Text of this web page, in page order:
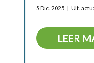
5 Dic. 2025 Ult.
LEER